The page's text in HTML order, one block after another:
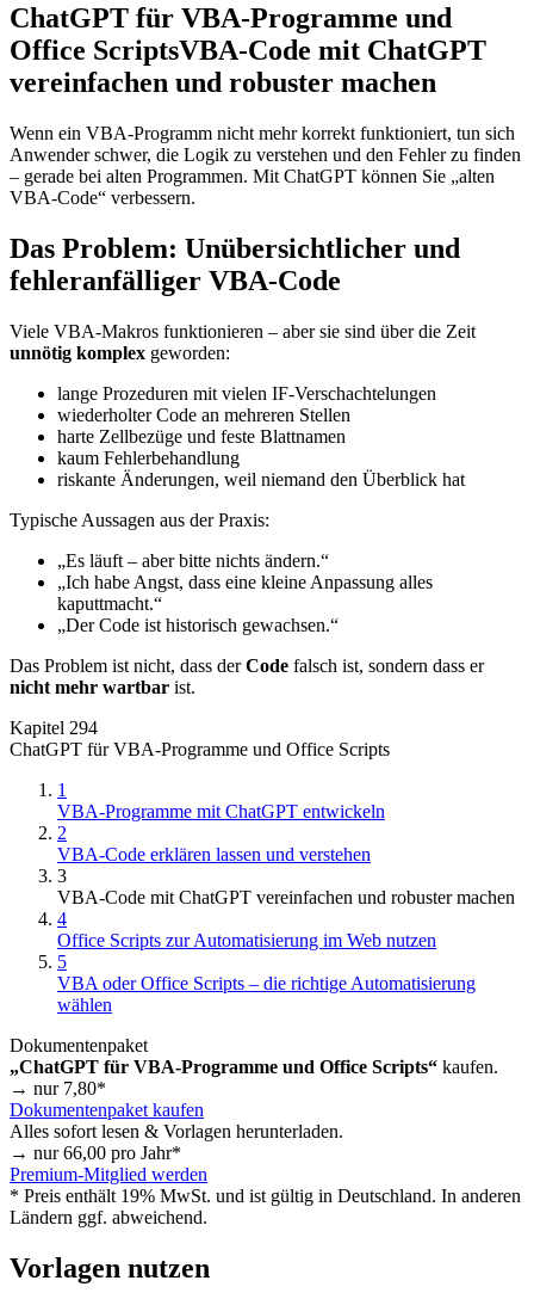
ChatGPT für VBA-Programme und
Office ScriptsVBA-Code mit ChatGPT
vereinfachen und robuster machen
Wenn ein VBA-Programm nicht mehr korrekt funktioniert, tun sich
Anwender schwer, die Logik zu verstehen und den Fehler zu finden
– gerade bei alten Programmen. Mit ChatGPT können Sie „alten
VBA-Code“ verbessern.
Das Problem: Unübersichtlicher und
fehleranfälliger VBA-Code
Viele VBA-Makros funktionieren – aber sie sind über die Zeit
unnötig komplex geworden:
lange Prozeduren mit vielen IF-Verschachtelungen
wiederholter Code an mehreren Stellen
harte Zellbezüge und feste Blattnamen
kaum Fehlerbehandlung
riskante Änderungen, weil niemand den Überblick hat
Typische Aussagen aus der Praxis:
„Es läuft – aber bitte nichts ändern.“
„Ich habe Angst, dass eine kleine Anpassung alles
kaputtmacht.“
„Der Code ist historisch gewachsen.“
Das Problem ist nicht, dass derCode falsch ist, sondern dass er
nicht mehr wartbar ist.
Kapitel 294
ChatGPT für VBA-Programme und Office Scripts
1
VBA-Programme mit ChatGPT entwickeln
2
VBA-Code erklären lassen und verstehen
3
VBA-Code mit ChatGPT vereinfachen und robuster machen
4
Office Scripts zur Automatisierung im Web nutzen
5
VBA oder Office Scripts – die richtige Automatisierung
wählen
Dokumentenpaket
„ChatGPT für VBA-Programme und Office Scripts“ kaufen.
→ nur 7,80*
Dokumentenpaket kaufen
Alles sofort lesen & Vorlagen herunterladen.
→ nur66,00 pro Jahr*
Premium-Mitglied werden
* Preis enthält 19% MwSt. und ist gültig in Deutschland. In anderen
Ländern ggf. abweichend.
Vorlagen nutzen